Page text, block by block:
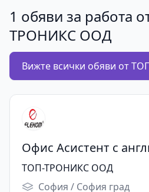
1 обяви за работа
ТРОНИКС ООД
Вижте всички обяви от
Офис Асистент с
ТОП-ТРОНИКС ООД
София / София град